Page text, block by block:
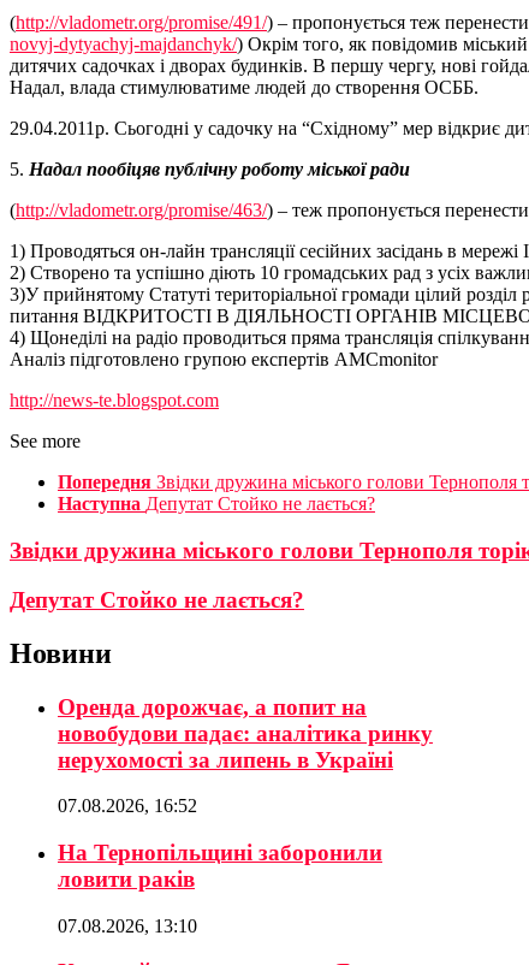
(http://vladometr.org/promise/491/) – пропонується теж
novyj-dytyachyj-majdanchyk/) Окрім того, як повідомив
дитячих садочках і дворах будинків. В першу чергу, нові
Надал, влада стимулюватиме людей до створення ОСББ.
29.04.2011р. Сьогодні у садочку на “Східному” мер відкриє
5. Надал пообіцяв публічну роботу міської ради
(http://vladometr.org/promise/463/) – теж пропонується
1) Проводяться он-лайн трансляції сесійних засідань в мережі
2) Створено та успішно діють 10 громадських рад з усіх
3)У прийнятому Статуті територіальної громади цілий розділ
питання ВІДКРИТОСТІ В ДІЯЛЬНОСТІ ОРГАНІВ
4) Щонеділі на радіо проводиться пряма трансляція
Аналіз підготовлено групою експертів АМСmonitor
http://news-te.blogspot.com
See more
Попередня Звідки дружина міського голови Тернополя
Наступна Депутат Стойко не лається?
Звідки дружина міського голови Тернополя
Депутат Стойко не лається?
Новини
Оренда дорожчає, а попит на
новобудови падає: аналітика ринку
нерухомості за липень в Україні
07.08.2026, 16:52
На Тернопільщині заборонили
ловити раків
07.08.2026, 13:10